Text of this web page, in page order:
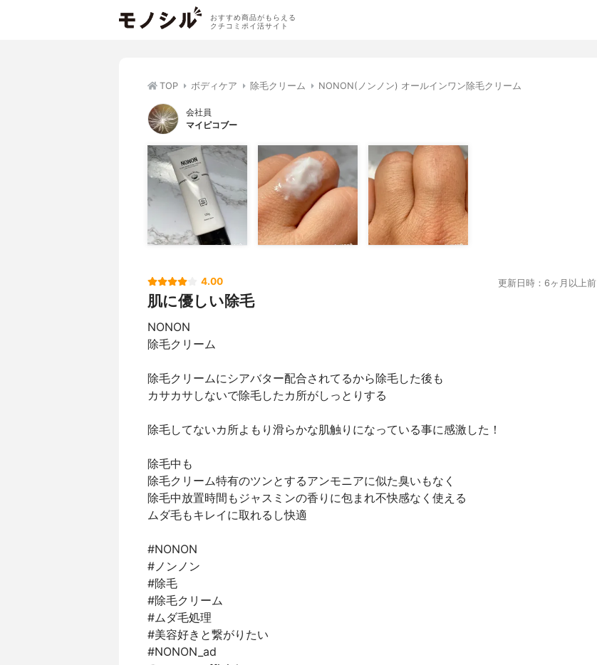
おすすめ商品がもらえる
クチコミポイ活サイト
TOP ボディケア 除毛クリーム NONON(ノンノン) オールインワン除毛クリーム
会社員
マイピコブー
4.00 更新日時：6ヶ月以上前
肌に優しい除毛
NONON
除毛クリーム
除毛クリームにシアバター配合されてるから除毛した後も
カサカサしないで除毛したカ所がしっとりする
除毛してないカ所よもり滑らかな肌触りになっている事に感激した！
除毛中も
除毛クリーム特有のツンとするアンモニアに似た臭いもなく
除毛中放置時間もジャスミンの香りに包まれ不快感なく使える
ムダ毛もキレイに取れるし快適
#NONON
#ノンノン
#除毛
#除毛クリーム
#ムダ毛処理
#美容好きと繋がりたい
#NONON_ad